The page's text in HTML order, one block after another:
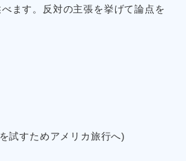
ます。反対の主張を挙げて論点を
試すためアメリカ旅行へ)